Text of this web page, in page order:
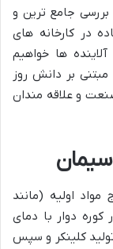
جامع ترین و
در کارخانه های
ها خواهیم
بر دانش روز
و علاقه مندان
سیمان
اولیه (مانند
دوار با دمای
برای تولید کلینکر و سپس